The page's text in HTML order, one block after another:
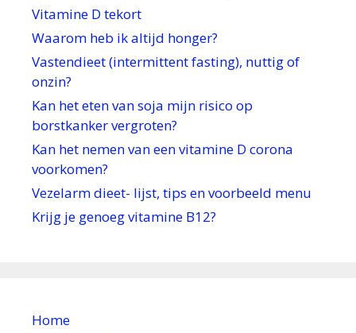
Vitamine D tekort
Waarom heb ik altijd honger?
Vastendieet (intermittent fasting), nuttig of
onzin?
Kan het eten van soja mijn risico op
borstkanker vergroten?
Kan het nemen van een vitamine D corona
voorkomen?
Vezelarm dieet- lijst, tips en voorbeeld menu
Krijg je genoeg vitamine B12?
Home